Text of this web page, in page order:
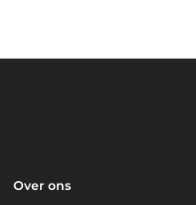
Over ons